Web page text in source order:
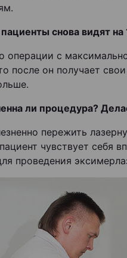
снова видят на
операции с
после он получает
ли процедура?
пережить
чувствует себя
проведения